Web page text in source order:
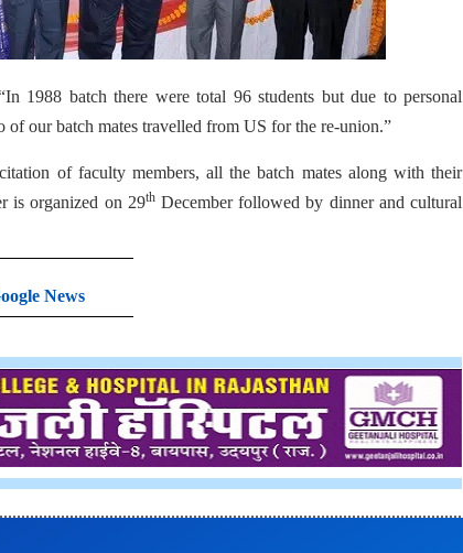
1988 batch there were total 96 students but due to personal
our batch mates travelled from US for the re-union.”
of faculty members, all the batch mates along with their
is organized on 29thDecember followed by dinner and cultural
News